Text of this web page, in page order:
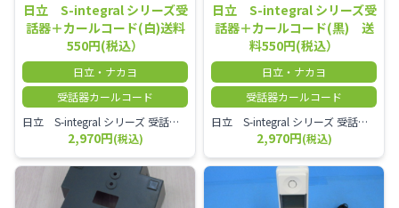
日立 S-integral シリーズ受
話器＋カールコード(白)送料
550円(税込）
日立・ナカヨ
受話器カールコード
日立 S-integral シリーズ 受話器＋カールコード セット（白）／本商品は中古品となります。 写真では分かりにくいキズ・汚れなどの使用感があります。 経年変化で日焼けの色味が強くなる場合がございます。 予めご理解・ご了承頂きますようお願いいたします。
2,970円(税込)
日立 S-integral シリーズ受
話器＋カールコード(黒) 送
料550円(税込）
日立・ナカヨ
受話器カールコード
日立 S-integral シリーズ 受話器＋カールコード セット（黒）／本商品は中古品となります。 写真では分かりにくいキズ・汚れなどの使用感があります。 経年変化で日焼けの色味が強くなる場合がございます。 予めご理解・ご了承頂きますようお願いいたします。
2,970円(税込)